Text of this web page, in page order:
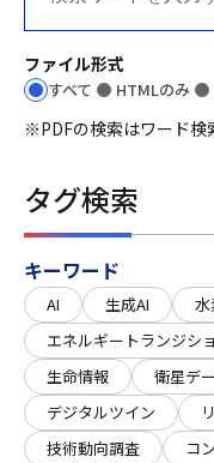
ファイル形式
すべて HTMLのみ
※PDFの検索はワード検
タグ検索
キーワード
AI 生成AI
エネルギートランジシ
生命情報
衛星デ
デジタルツイン
技術動向調査
コ